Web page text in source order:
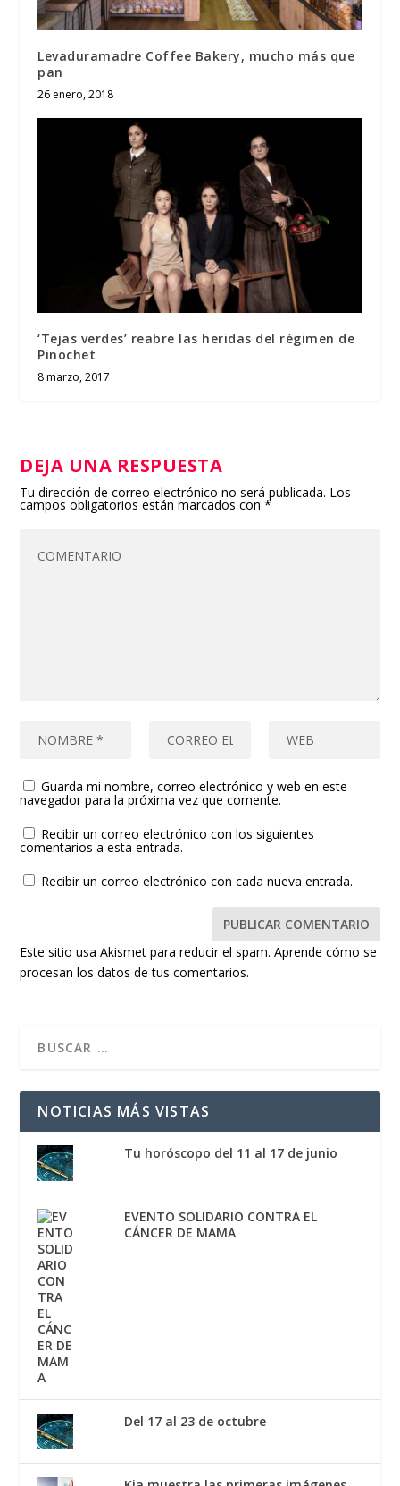
Levaduramadre Coffee Bakery, mucho más que
pan
26 enero, 2018
‘Tejas verdes’ reabre las heridas del régimen de
Pinochet
8 marzo, 2017
DEJA UNA RESPUESTA
Tu dirección de correo electrónico no será publicada. Los
campos obligatorios están marcados con*
Guarda mi nombre, correo electrónico y web en este
navegador para la próxima vez que comente.
Recibir un correo electrónico con los siguientes
comentarios a esta entrada.
Recibir un correo electrónico con cada nueva entrada.
Este sitio usa Akismet para reducir el spam.Aprende cómo se
procesan los datos de tus comentarios.
NOTICIAS MÁS VISTAS
Tu horóscopo del 11 al 17 de junio
EVENTO SOLIDARIO CONTRA EL
CÁNCER DE MAMA
Del 17 al 23 de octubre